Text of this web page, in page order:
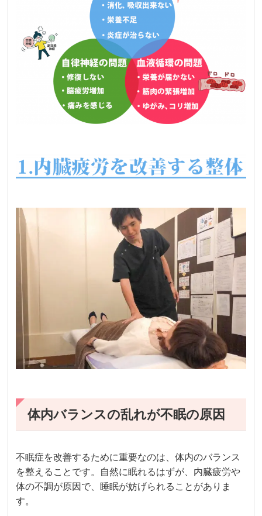
体内バランスの乱れが不眠の原因
不眠症を改善するために重要なのは、体内のバランス
を整えることです。自然に眠れるはずが、内臓疲労や
体の不調が原因で、睡眠が妨げられることがありま
す。